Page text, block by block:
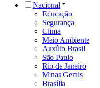
Nacional
Educação
Segurança
Clima
Meio Ambiente
Auxílio Brasil
São Paulo
Rio de Janeiro
Minas Gerais
Brasília